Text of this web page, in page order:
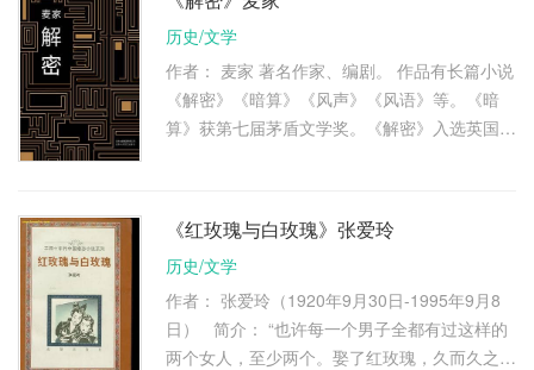
历史/文学
作者： 麦家 著名作家、编剧。 作品有长篇小说
《解密》《暗算》《风声》《风语》等。《暗
算》获第七届茅盾文学奖。《解密》入选英国
《红玫瑰与白玫瑰》张爱玲
历史/文学
作者： 张爱玲（1920年9月30日-1995年9月8
日） 简介： “也许每一个男子全都有过这样的
两个女人，至少两个。娶了红玫瑰，久而久之，